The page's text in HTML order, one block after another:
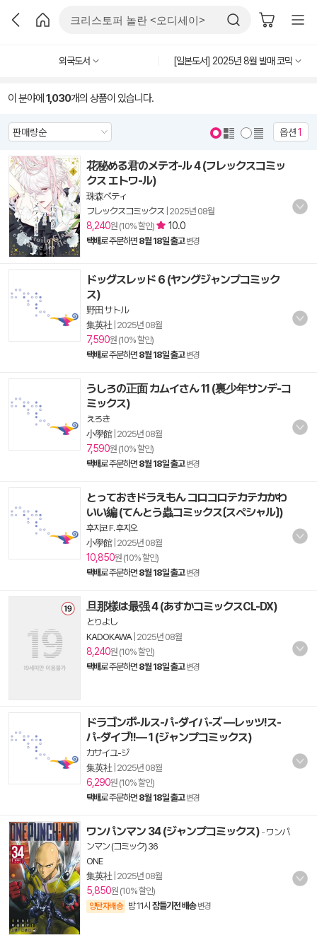
외국도서 [일본도서] 2025년 8월 발매 코믹
이 분야에 1,030개의 상품이 있습니다.
옵션1
花秘める君のメテオ-ル 4 (フレックスコミッ
クス エトワ-ル)
珠森ベティ
フレックスコミックス 2025년 08월
8,240원 (10% 할인) 10.0
택배로 주문하면 8월 18일 출고 변경
ドッグスレッド 6 (ヤングジャンプコミック
ス)
野田 サトル
集英社 2025년 08월
7,590원 (10% 할인)
택배로 주문하면 8월 18일 출고 변경
うしろの正面 カムイさん 11 (裏少年サンデ-コ
ミックス)
えろき
小學館| 2025년 08월
7,590원 (10% 할인)
택배로 주문하면 8월 18일 출고 변경
とっておきドラえもん コロコロテカテカかわ
いい編 (てんとう蟲コミックス〔スペシャル〕)
후지코 F. 후지오
小學館| 2025년 08월
10,850원 (10% 할인)
택배로 주문하면 8월 18일 출고 변경
旦那樣は最强 4 (あすかコミックスCL-DX)
とりよし
KADOKAWA| 2025년 08월
8,240원 (10% 할인)
택배로 주문하면 8월 18일 출고 변경
ドラゴンボ-ルス-パ-ダイバ-ズ ―レッツ!ス-
パ-ダイブ!!― 1 (ジャンプコミックス)
カサイユ-ジ
集英社 2025년 08월
6,290원 (10% 할인)
택배로 주문하면 8월 18일 출고 변경
ワンパンマン 34 (ジャンプコミックス) - ワンパ
ンマン (コミック) 36
ONE
集英社 2025년 08월
5,850원 (10% 할인)
양탄자배송 밤 11시 잠들기전 배송 변경